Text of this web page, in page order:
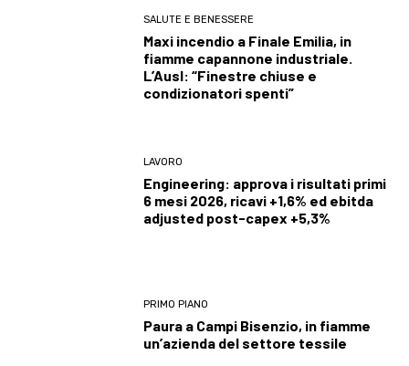
SALUTE E BENESSERE
Maxi incendio a Finale Emilia, in
fiamme capannone industriale.
L’Ausl: “Finestre chiuse e
condizionatori spenti”
LAVORO
Engineering: approva i risultati primi
6 mesi 2026, ricavi +1,6% ed ebitda
adjusted post-capex +5,3%
PRIMO PIANO
Paura a Campi Bisenzio, in fiamme
un’azienda del settore tessile